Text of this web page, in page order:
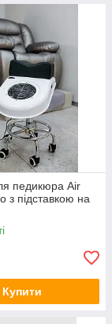
педикюра Air
з підставкою на
Купити